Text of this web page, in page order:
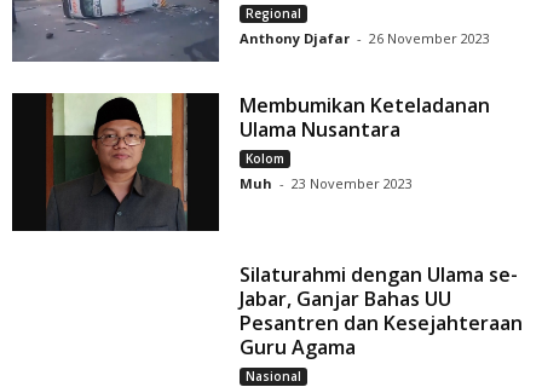
Regional
Anthony Djafar - 26 November 2023
Membumikan Keteladanan
Ulama Nusantara
Kolom
Muh - 23 November 2023
Silaturahmi dengan Ulama se-
Jabar, Ganjar Bahas UU
Pesantren dan Kesejahteraan
Guru Agama
Nasional